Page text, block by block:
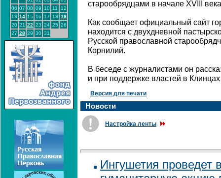
06 07 08 09 10 11
12
13 14 15 16 17 18 19
20 21 22 23 24 25 26
27 28 29 30 31
старообрядцами в начале XVIII
Как сообщает официальный сайт
находится с двухдневной
Русской православной
Корнилий.
В беседе с журналистами он
и при поддержке властей в
Версия для печати
Новости
Настройка ленты
Ингушетия проведет